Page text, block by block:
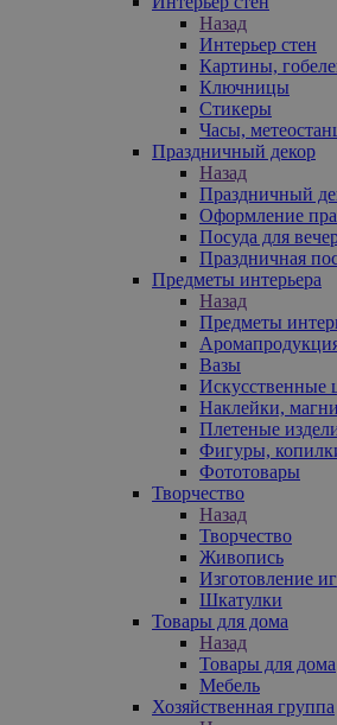
Назад
Интерьер стен
Картины,
Ключницы
Стикеры
Часы,
Праздничный декор
Назад
Праздничный
Оформление
Посуда для
Праздничная
Предметы интерьера
Назад
Предметы
Вазы
Искусственные
Наклейки,
Плетеные
Фигуры,
Фототовары
Творчество
Назад
Творчество
Живопись
Изготовление
Шкатулки
Товары для дома
Назад
Товары для дома
Мебель
Хозяйственная группа